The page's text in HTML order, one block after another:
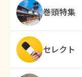
巻頭特集
セレクト